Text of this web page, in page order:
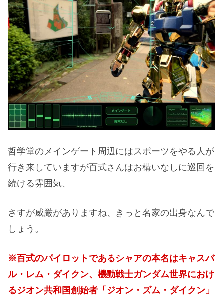
哲学堂のメインゲート周辺にはスポーツをやる人が
行き来していますが百式さんはお構いなしに巡回を
続ける雰囲気、
さすが威厳がありますね、きっと名家の出身なんで
しょう。
※百式のパイロットであるシャアの本名はキャスバ
ル・レム・ダイクン、機動戦士ガンダム世界におけ
るジオン共和国創始者「ジオン・ズム・ダイクン」